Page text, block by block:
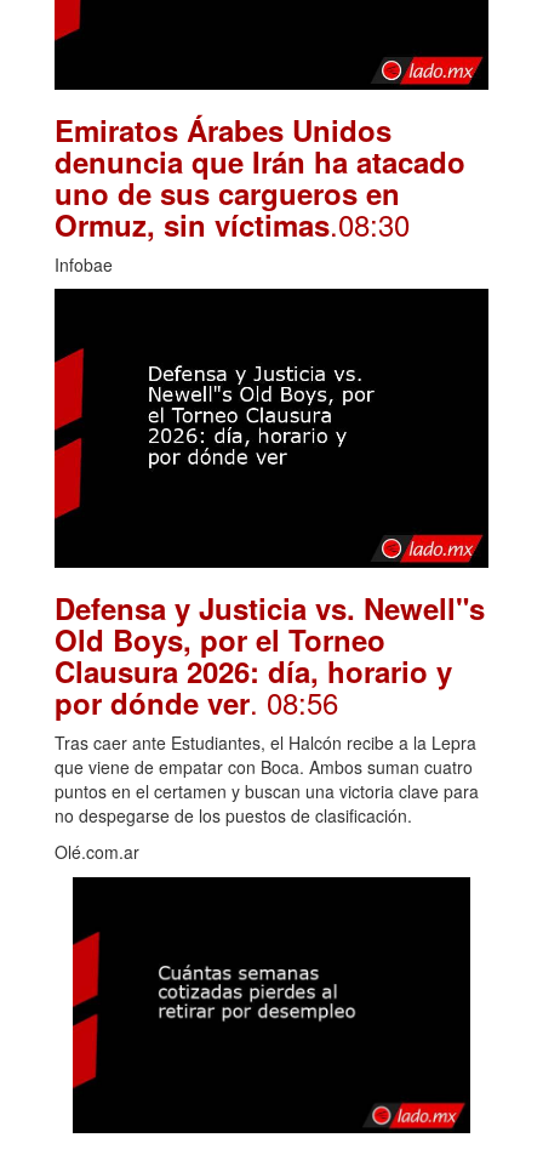
Emiratos Árabes Unidos
denuncia que Irán ha atacado
uno de sus cargueros en
Ormuz, sin víctimas.08:30
Infobae
Defensa y Justicia vs. Newell"s
Old Boys, por el Torneo
Clausura 2026: día, horario y
por dónde ver. 08:56
Tras caer ante Estudiantes, el Halcón recibe a la Lepra
que viene de empatar con Boca. Ambos suman cuatro
puntos en el certamen y buscan una victoria clave para
no despegarse de los puestos de clasificación.
Olé.com.ar